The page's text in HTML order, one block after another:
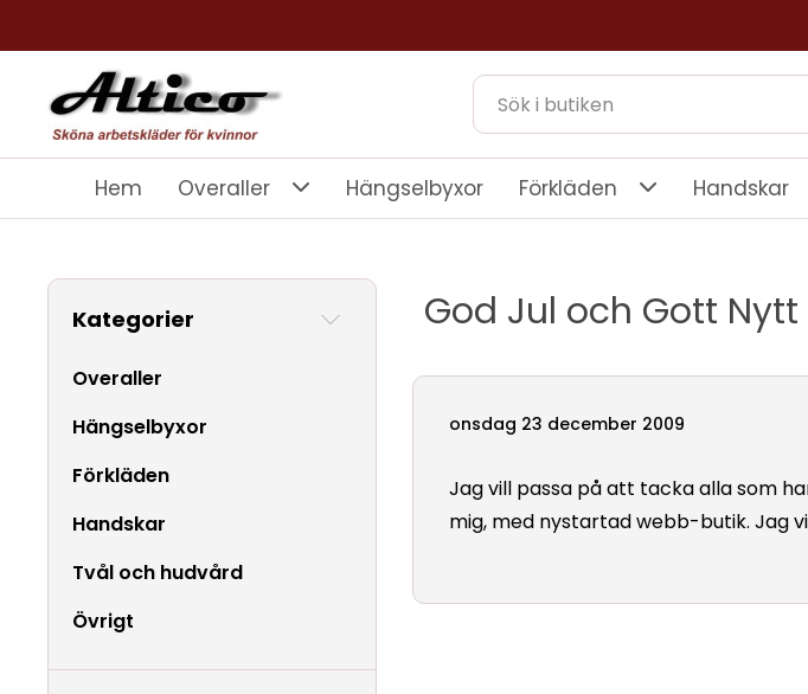
Hem Overaller Hängselbyxor Förkläden Handskar
Kategorier
Overaller
Hängselbyxor
Förkläden
Handskar
Tvål och hudvård
Övrigt
God Jul och Gott Nytt
onsdag 23 december 2009
Jag vill passa på att tacka alla som
mig, med nystartad webb-butik. Jag